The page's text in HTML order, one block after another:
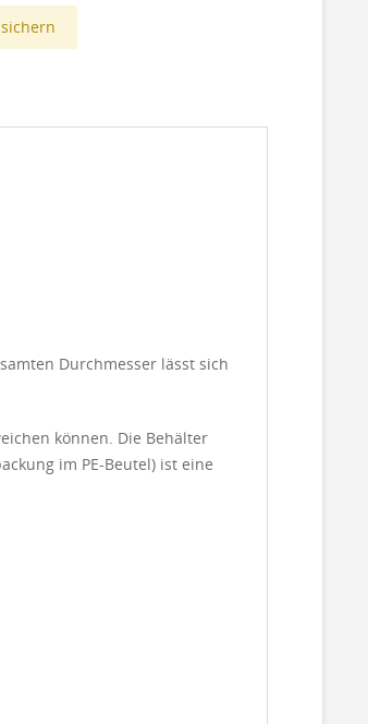
Durchmesser lässt sich
können. Die Behälter
im PE-Beutel) ist eine